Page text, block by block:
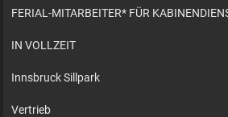
FERIAL-MITARBEITER* FÜR
IN VOLLZEIT
Innsbruck Sillpark
Vertrieb